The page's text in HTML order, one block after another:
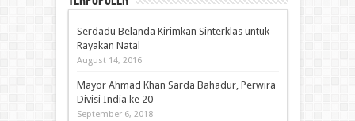
Serdadu Belanda Kirimkan Sinterklas untuk
Rayakan Natal
August 14, 2016
Mayor Ahmad Khan Sarda Bahadur, Perwira
Divisi India ke 20
September 6, 2018